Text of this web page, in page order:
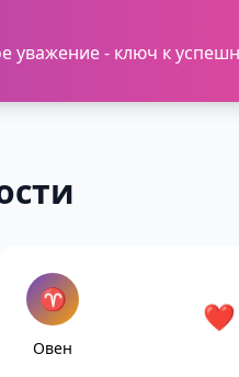
уважение - ключ к
♈
Овен
❤️